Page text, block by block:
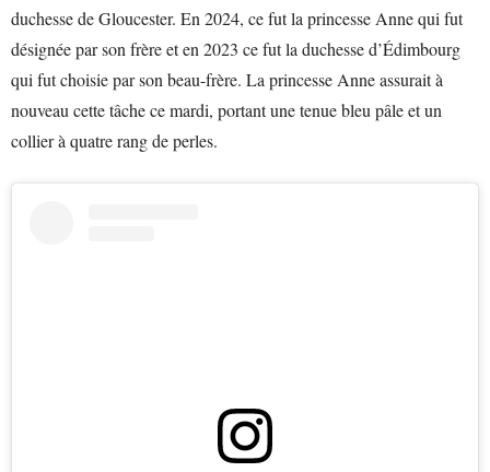
duchesse de Gloucester. En 2024, ce fut la princesse Anne qui fut
désignée par son frère et en 2023 ce fut la duchesse d’Édimbourg
qui fut choisie par son beau-frère. La princesse Anne assurait à
nouveau cette tâche ce mardi, portant une tenue bleu pâle et un
collier à quatre rang de perles.